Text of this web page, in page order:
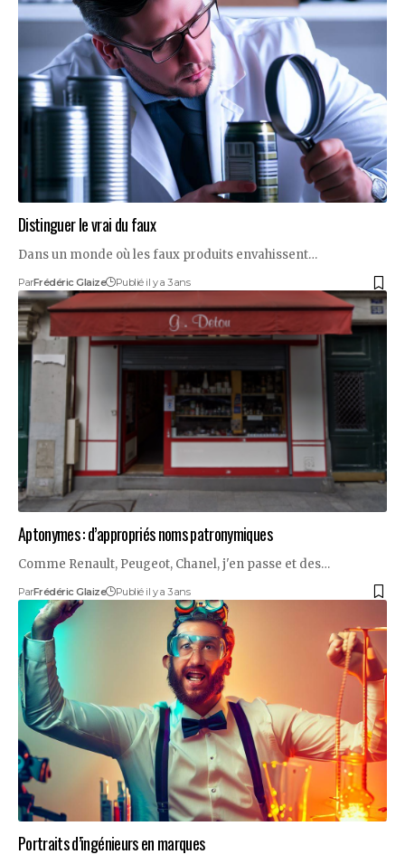
Distinguer le vrai du faux
Dans un monde où les faux produits envahissent…
ParFrédéric Glaize Publié il y a 3 ans
Aptonymes : d’appropriés noms patronymiques
Comme Renault, Peugeot, Chanel, j'en passe et des…
ParFrédéric Glaize Publié il y a 3 ans
Portraits d’ingénieurs en marques